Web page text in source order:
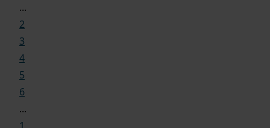
...
2
3
4
5
6
...